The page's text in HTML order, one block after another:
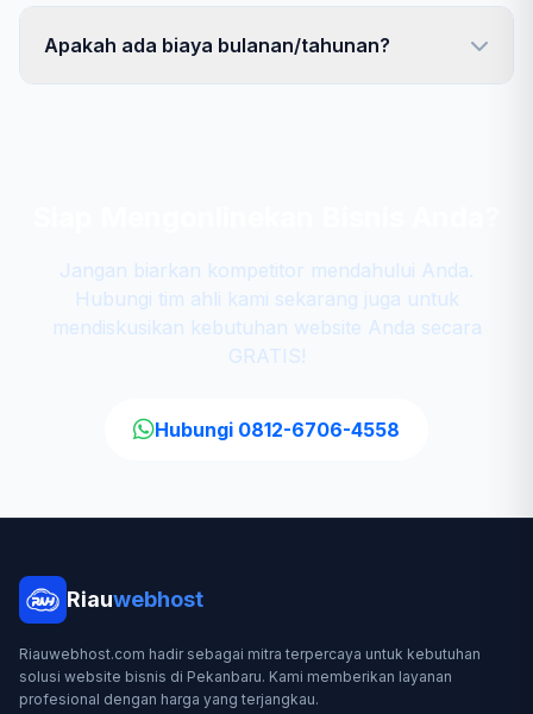
Apakah ada biaya bulanan/tahunan?
Jangan biarkan kompetitor mendahului Anda.
Hubungi tim ahli kami sekarang juga untuk
mendiskusikan kebutuhan website Anda secara
GRATIS!
Hubungi 0812-6706-4558
Riauwebhost
Riauwebhost.com hadir sebagai mitra terpercaya untuk kebutuhan
solusi website bisnis di Pekanbaru. Kami memberikan layanan
profesional dengan harga yang terjangkau.